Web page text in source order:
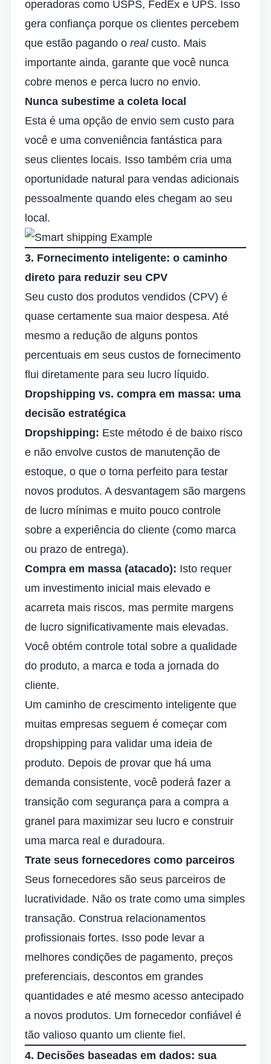
operadoras como USPS, FedEx e UPS. Isso
gera confiança porque os clientes percebem
que estão pagando o realcusto. Mais
importante ainda, garante que você nunca
cobre menos e perca lucro no envio.
Nunca subestime a coleta local
Esta é uma opção de envio sem custo para
você e uma conveniência fantástica para
seus clientes locais. Isso também cria uma
oportunidade natural para vendas adicionais
pessoalmente quando eles chegam ao seu
local.
3. Fornecimento inteligente: o caminho
direto para reduzir seu CPV
Seu custo dos produtos vendidos (CPV) é
quase certamente sua maior despesa. Até
mesmo a redução de alguns pontos
percentuais em seus custos de fornecimento
flui diretamente para seu lucro líquido.
Dropshipping vs. compra em massa: uma
decisão estratégica
Dropshipping: Este método é de baixo risco
e não envolve custos de manutenção de
estoque, o que o torna perfeito para testar
novos produtos. A desvantagem são margens
de lucro mínimas e muito pouco controle
sobre a experiência do cliente (como marca
ou prazo de entrega).
Compra em massa (atacado): Isto requer
um investimento inicial mais elevado e
acarreta mais riscos, mas permite margens
de lucro significativamente mais elevadas.
Você obtém controle total sobre a qualidade
do produto, a marca e toda a jornada do
cliente.
Um caminho de crescimento inteligente que
muitas empresas seguem é começar com
dropshipping para validar uma ideia de
produto. Depois de provar que há uma
demanda consistente, você poderá fazer a
transição com segurança para a compra a
granel para maximizar seu lucro e construir
uma marca real e duradoura.
Trate seus fornecedores como parceiros
Seus fornecedores são seus parceiros de
lucratividade. Não os trate como uma simples
transação. Construa relacionamentos
profissionais fortes. Isso pode levar a
melhores condições de pagamento, preços
preferenciais, descontos em grandes
quantidades e até mesmo acesso antecipado
a novos produtos. Um fornecedor confiável é
tão valioso quanto um cliente fiel.
4. Decisões baseadas em dados: sua